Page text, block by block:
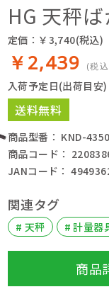
HG 天秤ば
定価：￥3,740(税込)
￥2,439 (税
入荷予定日(出荷目安
送料無料
商品型番： KND-
商品コード：
JANコード：
関連タグ
# 天秤 # 計量器
商品